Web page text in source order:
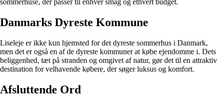
sommerhuse, der passer til enhver smag og ethvert budget.
Danmarks Dyreste Kommune
Liseleje er ikke kun hjemsted for det dyreste sommerhus i Danmark,
men det er også en af de dyreste kommuner at købe ejendomme i. Dets
beliggenhed, tæt på stranden og omgivet af natur, gør det til en attraktiv
destination for velhavende købere, der søger luksus og komfort.
Afsluttende Ord